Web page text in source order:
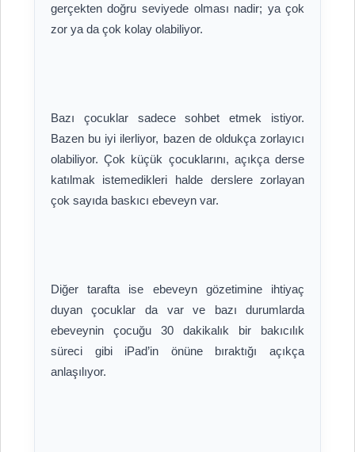
gerçekten doğru seviyede olması nadir; ya çok
Bazı çocuklar sadece sohbet etmek istiyor.
Bazen bu iyi ilerliyor, bazen de oldukça zorlayıcı
olabiliyor. Çok küçük çocuklarını, açıkça derse
katılmak istemedikleri halde derslere zorlayan
Diğer tarafta ise ebeveyn gözetimine ihtiyaç
duyan çocuklar da var ve bazı durumlarda
ebeveynin çocuğu 30 dakikalık bir bakıcılık
süreci gibi iPad’in önüne bıraktığı açıkça